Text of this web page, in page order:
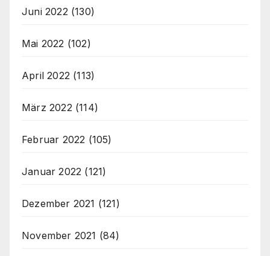
Juni 2022 (130)
Mai 2022 (102)
April 2022 (113)
März 2022 (114)
Februar 2022 (105)
Januar 2022 (121)
Dezember 2021 (121)
November 2021 (84)